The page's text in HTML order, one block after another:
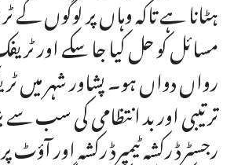
ہٹانا ہے تاکہ وہاں پر لوگوں
مسائل کو حل کیا جا سکے اور
رواں دواں ہو۔ پشاور شہر میں
ترتیبی اور بد انتظامی کی سب
رجسٹرڈ رکشہ ٹیمپرڈ رکشہ اور